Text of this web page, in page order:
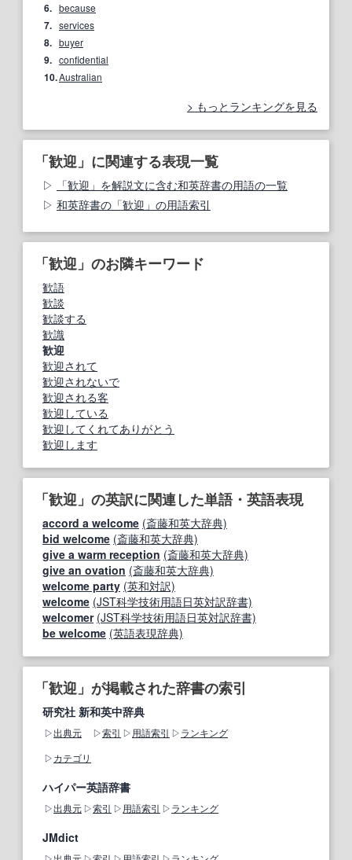
6. because
7. services
8. buyer
9. confidential
10.Australian
もっとランキングを見る
「歓迎」に関連する表現一覧
「歓迎」を解説文に含む和英辞書の用語の一覧
和英辞書の「歓迎」の用語索引
「歓迎」のお隣キーワード
歓語
歓談
歓談する
歓識
歓迎
歓迎されて
歓迎されないで
歓迎される客
歓迎している
歓迎してくれてありがとう
歓迎します
「歓迎」の英訳に関連した単語・英語表現
accord a welcome (斎藤和英大辞典)
bid welcome (斎藤和英大辞典)
give a warm reception (斎藤和英大辞典)
give an ovation (斎藤和英大辞典)
welcome party (英和対訳)
welcome (JST科学技術用語日英対訳辞書)
welcomer (JST科学技術用語日英対訳辞書)
be welcome (英語表現辞典)
「歓迎」が掲載された辞書の索引
研究社 新和英中辞典
出典元 索引 用語索引
ランキング
カテゴリ
ハイパー英語辞書
出典元 索引 用語索引 ランキング
JMdict